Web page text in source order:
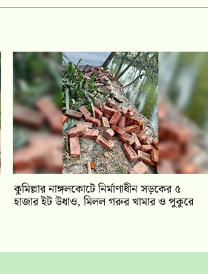
কুমিল্লার নাঙ্গলকোটে নির্মাণাধীন সড়কের ৫
হাজার ইট উধাও, মিলল গরুর খামার ও পুকুরে